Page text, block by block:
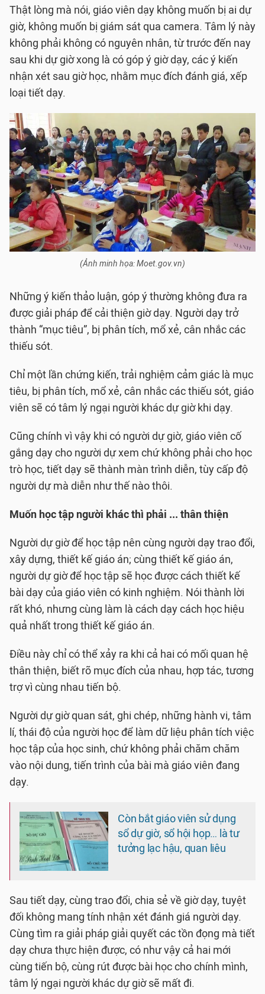
Thật lòng mà nói, giáo viên dạy không muốn bị ai dự
giờ, không muốn bị giám sát qua camera. Tâm lý này
không phải không có nguyên nhân, từ trước đến nay
sau khi dự giờ xong là có góp ý giờ dạy, các ý kiến
nhận xét sau giờ học, nhằm mục đích đánh giá, xếp
loại tiết dạy.
(Ảnh minh họa: Moet.gov.vn)
Những ý kiến thảo luận, góp ý thường không đưa ra
được giải pháp để cải thiện giờ dạy. Người dạy trở
thành “mục tiêu”, bị phân tích, mổ xẻ, cân nhắc các
thiếu sót.
Chỉ một lần chứng kiến, trải nghiệm cảm giác là mục
tiêu, bị phân tích, mổ xẻ, cân nhắc các thiếu sót, giáo
viên sẽ có tâm lý ngại người khác dự giờ khi dạy.
Cũng chính vì vậy khi có người dự giờ, giáo viên cố
gắng dạy cho người dự xem chứ không phải cho học
trò học, tiết dạy sẽ thành màn trình diễn, tùy cấp độ
người dự mà diễn như thế nào thôi.
Muốn học tập người khác thì phải ... thân thiện
Người dự giờ để học tập nên cùng người dạy trao đổi,
xây dựng, thiết kế giáo án; cùng thiết kế giáo án,
người dự giờ để học tập sẽ học được cách thiết kế
bài dạy của giáo viên có kinh nghiệm. Nói thành lời
rất khó, nhưng cùng làm là cách dạy cách học hiệu
quả nhất trong thiết kế giáo án.
Điều này chỉ có thể xảy ra khi cả hai có mối quan hệ
thân thiện, biết rõ mục đích của nhau, hợp tác, tương
trợ vì cùng nhau tiến bộ.
Người dự giờ quan sát, ghi chép, những hành vi, tâm
lí, thái độ của người học để làm dữ liệu phân tích việc
học tập của học sinh, chứ không phải chăm chăm
vào nội dung, tiến trình của bài mà giáo viên đang
dạy.
Còn bắt giáo viên sử dụng
sổ dự giờ, sổ hội họp… là tư
tưởng lạc hậu, quan liêu
Sau tiết dạy, cùng trao đổi, chia sẻ về giờ dạy, tuyệt
đối không mang tính nhận xét đánh giá người dạy.
Cùng tìm ra giải pháp giải quyết các tồn đọng mà tiết
dạy chưa thực hiện được, có như vậy cả hai mới
cùng tiến bộ, cùng rút được bài học cho chính mình,
tâm lý ngại người khác dự giờ sẽ mất đi.